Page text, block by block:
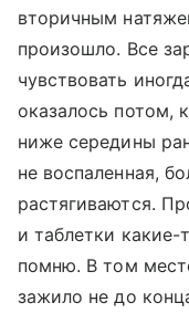
вторичным
произошло. Все
чувствовать
оказалось потом,
ниже середины
не воспаленная,
растягиваются.
и таблетки какие-
помню. В том
зажило не до